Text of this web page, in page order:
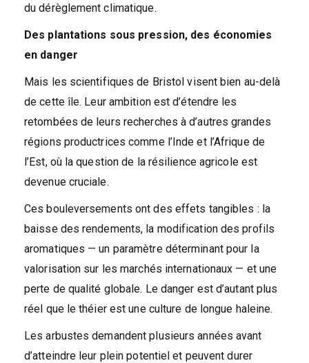
du dérèglement climatique.
Des plantations sous pression, des économies
en danger
Mais les scientifiques de Bristol visent bien au-delà
de cette île. Leur ambition est d’étendre les
retombées de leurs recherches à d’autres grandes
régions productrices comme l’Inde et l’Afrique de
l’Est, où la question de la résilience agricole est
devenue cruciale.
Ces bouleversements ont des effets tangibles : la
baisse des rendements, la modification des profils
aromatiques — un paramètre déterminant pour la
valorisation sur les marchés internationaux — et une
perte de qualité globale. Le danger est d’autant plus
réel que le théier est une culture de longue haleine.
Les arbustes demandent plusieurs années avant
d’atteindre leur plein potentiel et peuvent durer